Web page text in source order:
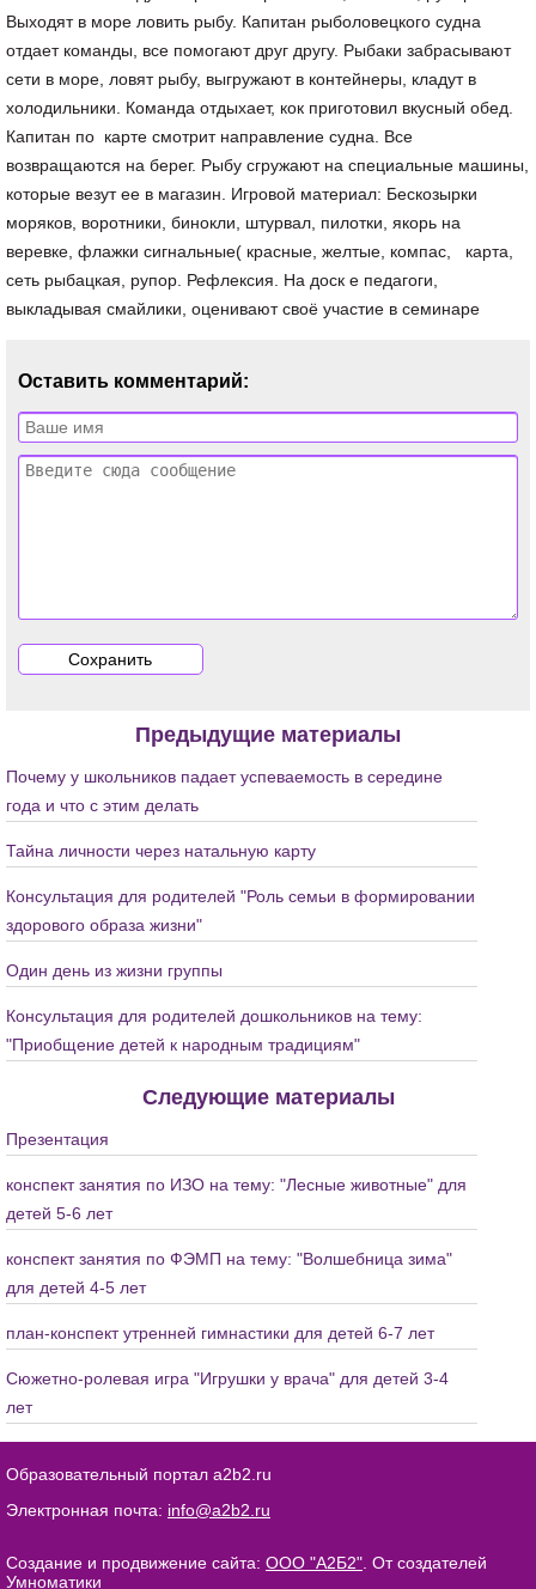
Оставить комментарий:
Предыдущие материалы
Почему у школьников падает успеваемость в середине
года и что с этим делать
Тайна личности через натальную карту
Консультация для родителей "Роль семьи в формировании
здорового образа жизни"
Один день из жизни группы
Консультация для родителей дошкольников на тему:
"Приобщение детей к народным традициям"
Следующие материалы
Презентация
конспект занятия по ИЗО на тему: "Лесные животные" для
детей 5-6 лет
конспект занятия по ФЭМП на тему: "Волшебница зима"
для детей 4-5 лет
план-конспект утренней гимнастики для детей 6-7 лет
Сюжетно-ролевая игра "Игрушки у врача" для детей 3-4
лет
Образовательный портал a2b2.ru
Электронная почта: info@a2b2.ru
Создание и продвижение сайта: ООО "А2Б2" . От создателей
Умноматики